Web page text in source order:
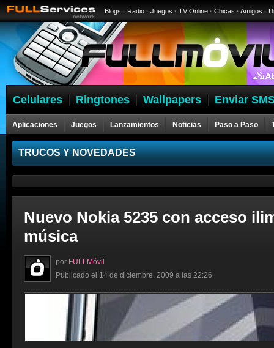
Blogs · Radio · Juegos · TV Online · Chicas · Amigos ·
Celulares Ringtones Wallpapers Enviar
Aplicaciones Juegos Lanzamientos Noticias Paso a Paso
Celulares
TRUCOS Y NOVEDADES
Nuevo Nokia 5235 con acceso
música
por FULLMóvil
Publicado el 14 de diciembre, 2009 a las 22:26